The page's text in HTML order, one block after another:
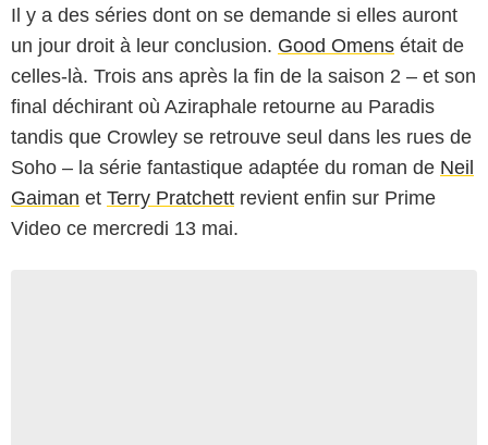
Il y a des séries dont on se demande si elles auront
un jour droit à leur conclusion. Good Omens était de
celles-là. Trois ans après la fin de la saison 2 – et son
final déchirant où Aziraphale retourne au Paradis
tandis que Crowley se retrouve seul dans les rues de
Soho – la série fantastique adaptée du roman de Neil
Gaiman et Terry Pratchett revient enfin sur Prime
Video ce mercredi 13 mai.